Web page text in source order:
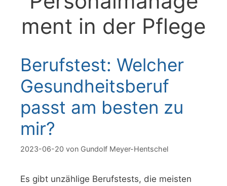
ment in der Pflege
Berufstest: Welcher
Gesundheitsberuf
passt am besten zu
mir?
2023-06-20 von Gundolf Meyer-Hentschel
Es gibt unzählige Berufstests, die meisten